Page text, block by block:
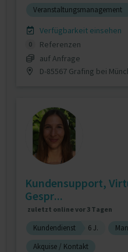
Veranstaltungsmanagement
Verfügbarkeit einsehen
0
Referenzen
auf Anfrage
D-85567 Grafing bei
Kundensupport,
Gespr...
zuletzt online vor 3 Tagen
Kundendienst 6 J.
Akquise / Kontakt